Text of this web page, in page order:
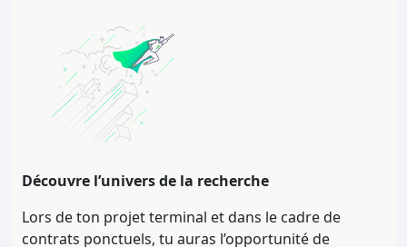
Découvre l’univers de la recherche
Lors de ton projet terminal et dans le cadre de
contrats ponctuels, tu auras l’opportunité de